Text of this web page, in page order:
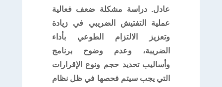
عادل. دراسة مشكلة ضعف فعالية
عملية التفتيش الضريبي في زيادة
وتعزيز الالتزام الطوعي بأداء
الضريبة، وعدم وضوح برنامج
وأساليب تحديد حجم ونوع الإقرارات
التي يجب سيتم فحصها في ظل نظام